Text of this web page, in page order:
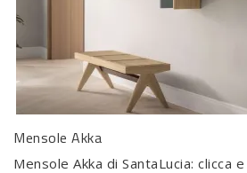
Mensole Akka
Mensole Akka di SantaLucia: clicca